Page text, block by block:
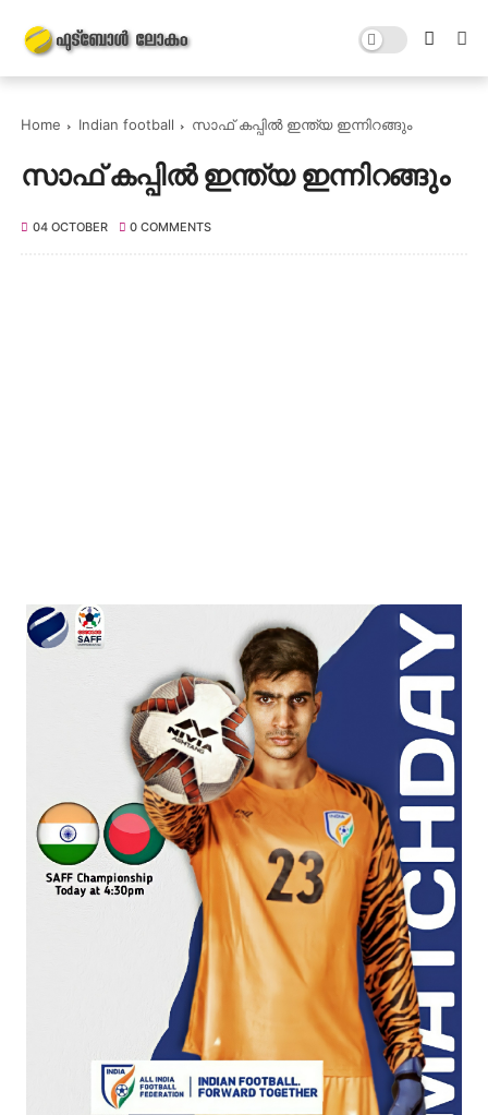
Home Indian football സാഫ് കപ്പിൽ ഇന്ത്യ ഇന്നിറങ്ങും
സാഫ് കപ്പിൽ ഇന്ത്യ ഇന്നിറങ്ങും
04 OCTOBER 0 COMMENTS